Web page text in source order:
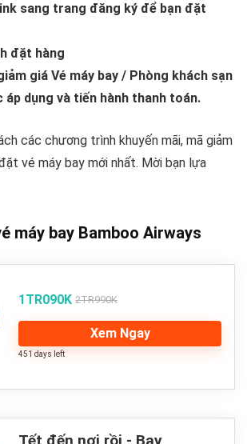
sang trang đăng ký để bạn đặt
đặt hàng
giá Vé máy bay / Phòng khách sạn
áp dụng và tiến hành thanh toán.
các chương trình khuyến mãi, mã giảm
vé máy bay mới nhất. Mời bạn lựa
máy bay Bamboo Airways
1TR090K 2TR990K
Xem Ngay
451 days left
Tết đến nơi rồi - Bay